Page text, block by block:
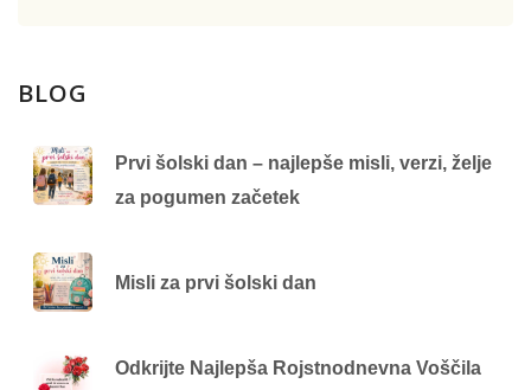
BLOG
Prvi šolski dan – najlepše misli, verzi, želje
za pogumen začetek
Misli za prvi šolski dan
Odkrijte Najlepša Rojstnodnevna Voščila